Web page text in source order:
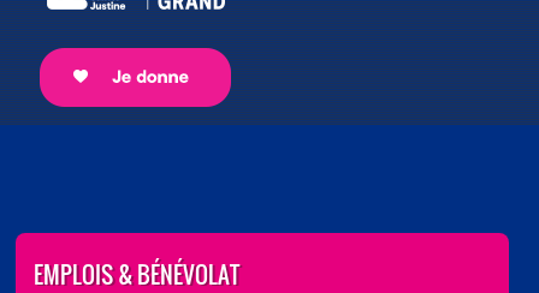
EMPLOIS & BÉNÉVOLAT